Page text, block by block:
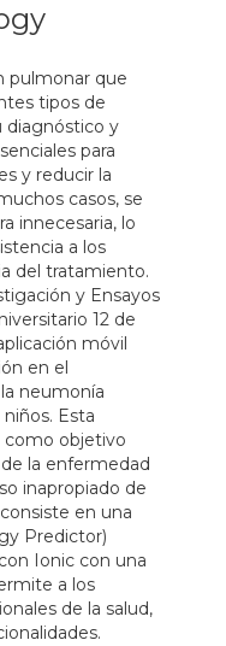
pulmonar que
tipos de
diagnóstico y
para
y reducir la
casos, se
innecesaria, lo
a los
del tratamiento.
y Ensayos
12 de
móvil
en el
neumonía
Esta
como objetivo
la enfermedad
inapropiado de
en una
Predictor)
Ionic con una
a los
de la salud,